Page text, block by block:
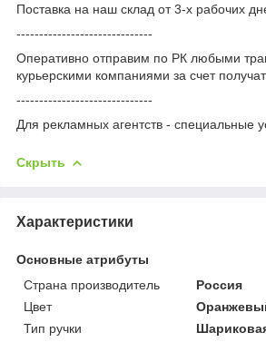
Поставка на наш склад от 3-x рабочих
------------------------------
Оперативно отправим по РК любыми
курьерскими компаниями за счет
------------------------------
Для рекламных агентств - специальные
Скрыть
Характеристики
Основные атрибуты
Страна производитель
Россия
Цвет
Тип ручки